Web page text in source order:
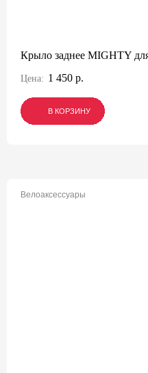
Крыло заднее MIGHTY
Цена: 1 450 р.
В КОРЗИНУ
В КОРЗИНУ
В КОРЗИНУ
Велоаксессуары